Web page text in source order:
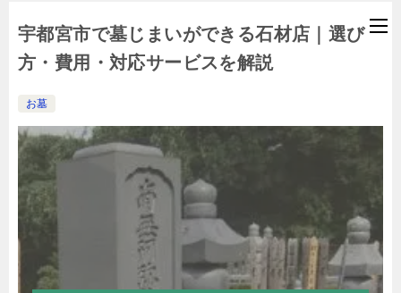
宇都宮市で墓じまいができる石材店｜選び
方・費用・対応サービスを解説
お墓